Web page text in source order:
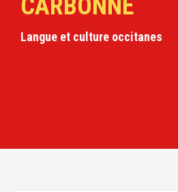
CARBONNE
Langue et culture occitanes